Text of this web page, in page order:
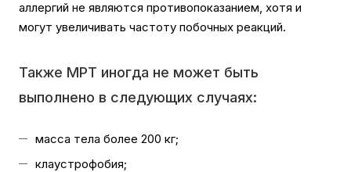
аллергий не являются противопоказанием, хотя и
могут увеличивать частоту побочных реакций.
Также МРТ иногда не может быть
выполнено в следующих случаях:
масса тела более 200 кг;
клаустрофобия;